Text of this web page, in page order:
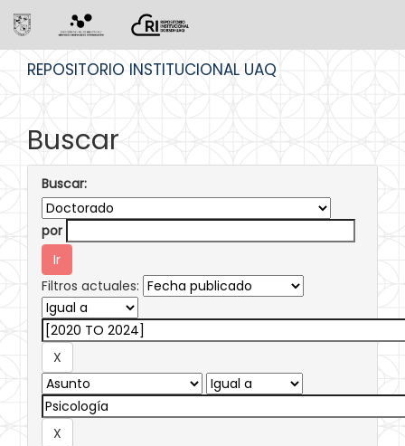
REPOSITORIO INSTITUCIONAL UAQ
Buscar
Buscar:
por
Filtros actuales: